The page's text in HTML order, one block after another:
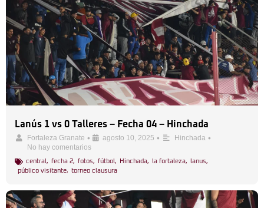
Lanús 1 vs 0 Talleres – Fecha 04 – Hinchada
Fortaleza Granate • agosto 10, 2025 • Hinchada •
No hay comentarios
central , fecha 2, fotos, fútbol , Hinchada, la fortaleza, lanus,
público visitante, torneo clausura